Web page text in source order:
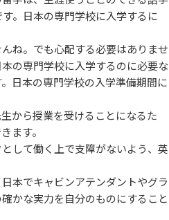
。日本の専門学校に入学するに
ね。でも心配する必要はありませ
の専門学校に入学するのに必要な
日本の専門学校の入学準備期間に
から授業を受けることになるた
ます。
して働く上で支障がないよう、英
本でキャビンアテンダントやグラ
かな実力を自分のものにすること